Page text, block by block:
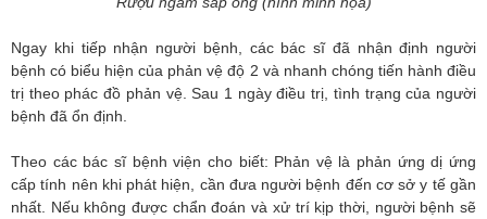
Ngay khi tiếp nhận người bệnh, các bác sĩ đã nhận định người
bệnh có biểu hiện của phản vệ độ 2 và nhanh chóng tiến hành điều
trị theo phác đồ phản vệ. Sau 1 ngày điều trị, tình trạng của người
bệnh đã ổn định.
Theo các bác sĩ bệnh viện cho biết: Phản vệ là phản ứng dị ứng
cấp tính nên khi phát hiện, cần đưa người bệnh đến cơ sở y tế gần
nhất. Nếu không được chẩn đoán và xử trí kịp thời, người bệnh sẽ